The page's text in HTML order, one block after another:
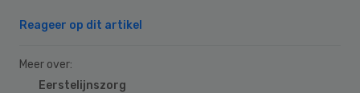
Reageer op dit artikel
Meer over:
Eerstelijnszorg